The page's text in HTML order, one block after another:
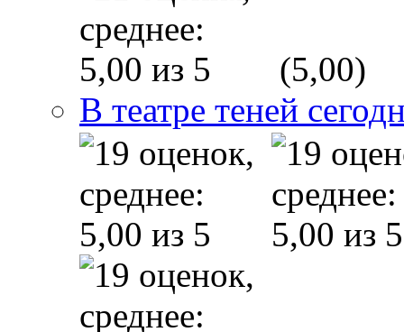
(5,00)
В театре теней